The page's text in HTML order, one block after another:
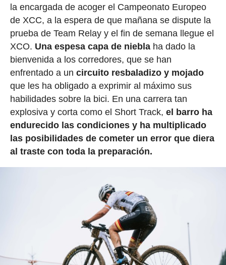
la encargada de acoger el Campeonato Europeo
de XCC, a la espera de que mañana se dispute la
prueba de Team Relay y el fin de semana llegue el
XCO. Una espesa capa de nieblaha dado la
bienvenida a los corredores, que se han
enfrentado a un circuito resbaladizo y mojado
que les ha obligado a exprimir al máximo sus
habilidades sobre la bici. En una carrera tan
explosiva y corta como el Short Track, el barro ha
endurecido las condiciones y ha multiplicado
las posibilidades de cometer un error que diera
al traste con toda la preparación.